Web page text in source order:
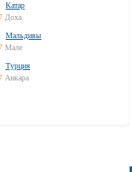
Катар
Доха
Мальдивы
Мале
Турция
Анкара